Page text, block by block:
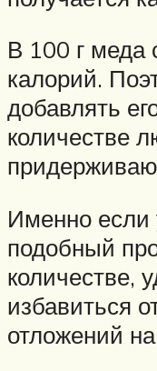
В 100 г меда
калорий.
добавлять
количестве
Именно если
подобный
количестве,
избавиться
отложений